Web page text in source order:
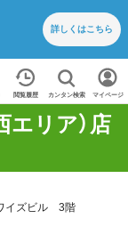
詳しくはこちら
閲覧履歴 カンタン検索 マイページ
リア）店
イズビル 3階